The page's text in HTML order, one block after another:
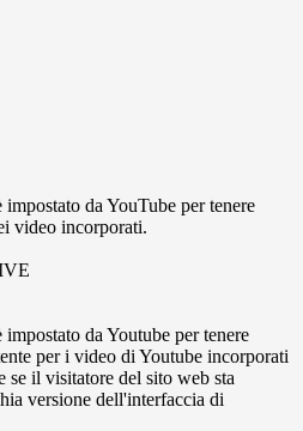
da YouTube per tenere
video incorporati.
da Youtube per tenere
per i video di Youtube incorporati
se il visitatore del sito web sta
versione dell'interfaccia di